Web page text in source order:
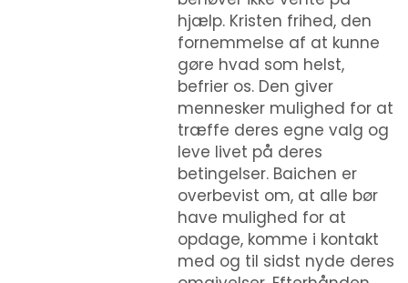
hjælp. Kristen frihed, den
fornemmelse af at kunne
gøre hvad som helst,
befrier os. Den giver
mennesker mulighed for at
træffe deres egne valg og
leve livet på deres
betingelser. Baichen er
overbevist om, at alle bør
have mulighed for at
opdage, komme i kontakt
med og til sidst nyde deres